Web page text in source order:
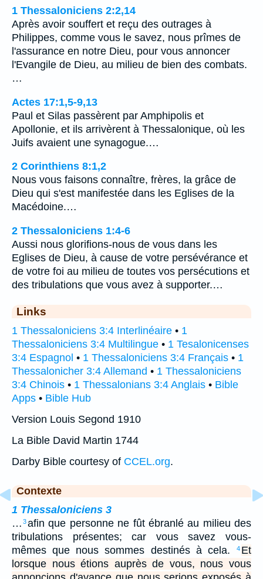
1 Thessaloniciens 2:2,14
Après avoir souffert et reçu des outrages à
Philippes, comme vous le savez, nous prîmes de
l'assurance en notre Dieu, pour vous annoncer
l'Evangile de Dieu, au milieu de bien des combats.
…
Actes 17:1,5-9,13
Paul et Silas passèrent par Amphipolis et
Apollonie, et ils arrivèrent à Thessalonique, où les
Juifs avaient une synagogue.…
2 Corinthiens 8:1,2
Nous vous faisons connaître, frères, la grâce de
Dieu qui s'est manifestée dans les Eglises de la
Macédoine.…
2 Thessaloniciens 1:4-6
Aussi nous glorifions-nous de vous dans les
Eglises de Dieu, à cause de votre persévérance et
de votre foi au milieu de toutes vos persécutions et
des tribulations que vous avez à supporter.…
Links
1 Thessaloniciens 3:4 Interlinéaire • 1
Thessaloniciens 3:4 Multilingue • 1 Tesalonicenses
3:4 Espagnol • 1 Thessaloniciens 3:4 Français • 1
Thessalonicher 3:4 Allemand • 1 Thessaloniciens
3:4 Chinois • 1 Thessalonians 3:4 Anglais • Bible
Apps • Bible Hub
Version Louis Segond 1910
La Bible David Martin 1744
Darby Bible courtesy of CCEL.org.
Contexte
1 Thessaloniciens 3
… 3afin que personne ne fût ébranlé au milieu des
tribulations présentes; car vous savez vous-
mêmes que nous sommes destinés à cela.
4 Et
lorsque nous étions auprès de vous, nous vous